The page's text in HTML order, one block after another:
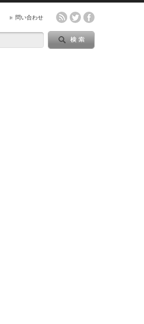
問い合わせ